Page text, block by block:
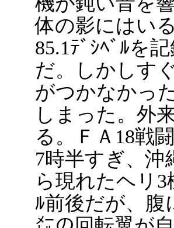
体の影にはい
85.1ﾃﾞｼﾍﾞﾙを
だ。しかしす
がつかなかっ
しまった。外
る。ＦＡ18戦
7時半すぎ、沖
ら現れたヘリ3
ﾙ前後だが、腹